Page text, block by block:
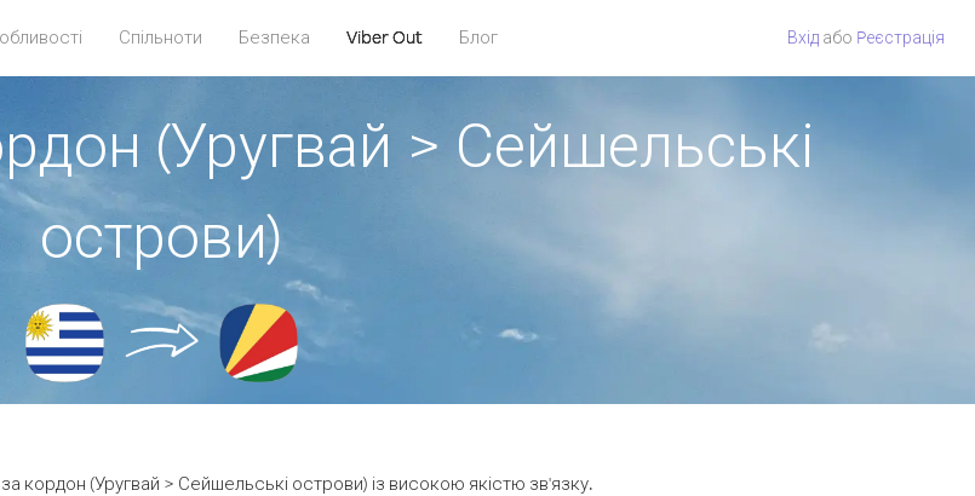
Спільноти Безпека Viber Out Блог Вхід або Pеєстрація
(Уругвай > Сейшельські
острови)
кордон (Уругвай > Сейшельські острови) із високою якістю зв'язку.